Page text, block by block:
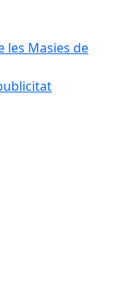
les Masies de